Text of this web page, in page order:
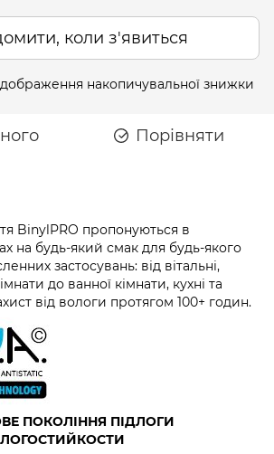
коли з'явиться
накопичувальної знижки
Порівняти
BinylPRO пропонуються в
на будь-який смак для будь-якого
застосувань: від вітальні,
до ванної кімнати, кухні та
від вологи протягом 100+ годин.
ПОКОЛІННЯ ПІДЛОГИ